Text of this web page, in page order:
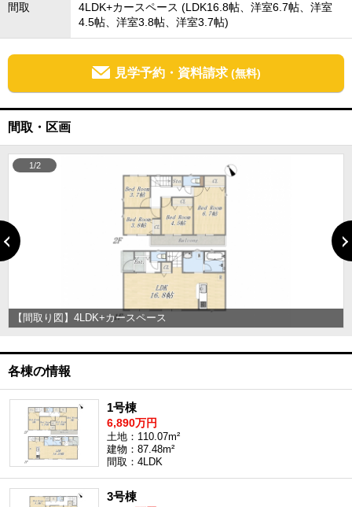
間取
4LDK+カースペース (LDK16.8帖、洋室6.7帖、洋室
4.5帖、洋室3.8帖、洋室3.7帖)
見学予約・資料請求 (無料)
間取・区画
【間取り図】4LDK+カースペース
1/2
各棟の情報
1号棟
6,890万円
土地：110.07m²
建物：87.48m²
間取：4LDK
3号棟